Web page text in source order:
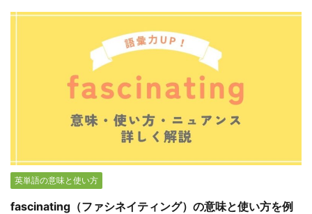
英単語の意味と使い方
fascinating（ファシネイティング）の意味と使い方を例